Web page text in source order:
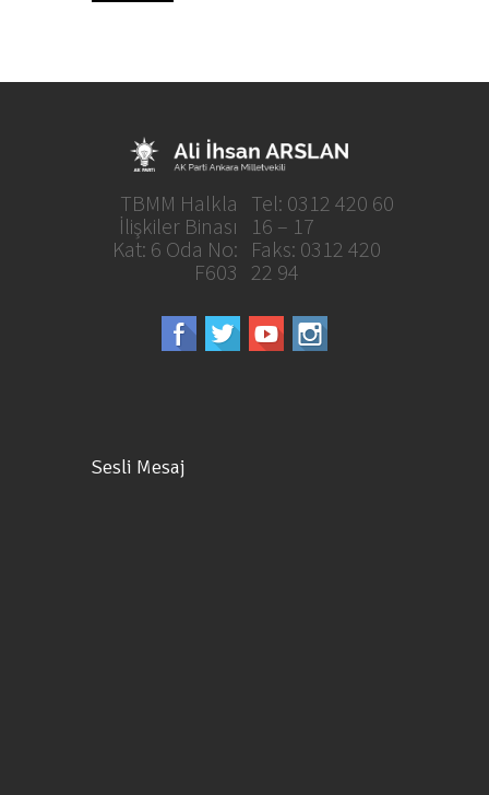
Tel: 0312 420 60
16 – 17
Faks: 0312 420
22 94
TBMM Halkla
İlişkiler Binası
Kat: 6 Oda No:
F603
Sesli Mesaj